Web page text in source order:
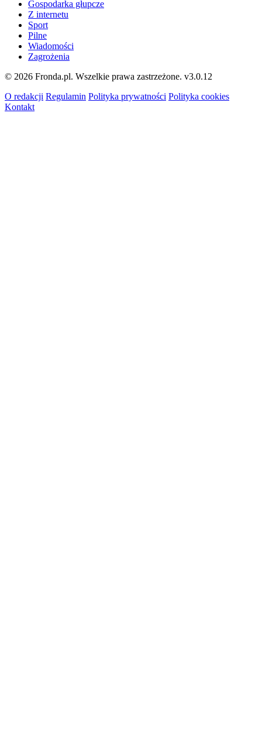
Gospodarka głupcze
Z internetu
Sport
Pilne
Wiadomości
Zagrożenia
© 2026 Fronda.pl. Wszelkie prawa zastrzeżone. v3.0.12
O redakcji Regulamin Polityka prywatności Polityka cookies
Kontakt